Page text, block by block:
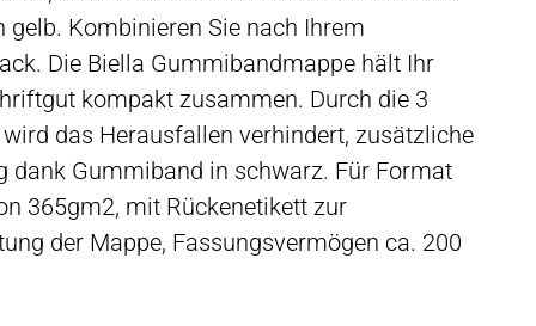
gelb. Kombinieren Sie nach Ihrem
Die Biella Gummibandmappe hält Ihr
kompakt zusammen. Durch die 3
das Herausfallen verhindert, zusätzliche
dank Gummiband in schwarz. Für Format
365gm2, mit Rückenetikett zur
der Mappe, Fassungsvermögen ca. 200